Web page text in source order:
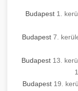
Budapest 1.
Budapest 7.
Budapest 13.
Budapest 19.